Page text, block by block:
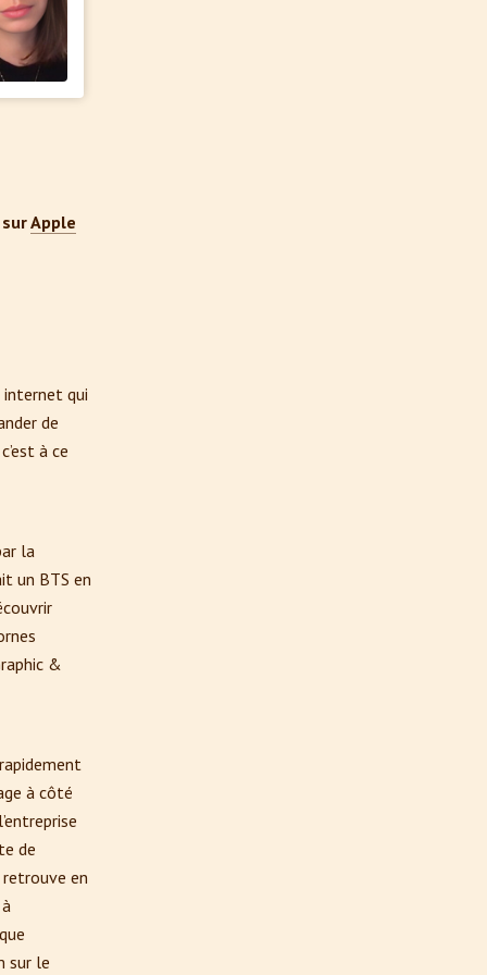
Apple
internet qui
de
à ce
la
un BTS en
&
à côté
de
en
sur le